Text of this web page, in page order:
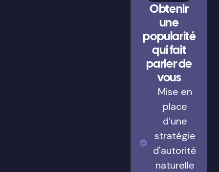
Obtenir
une
popularité
qui fait
parler de
vous
Mise en
place
d’une
stratégie
d'autorité
naturelle